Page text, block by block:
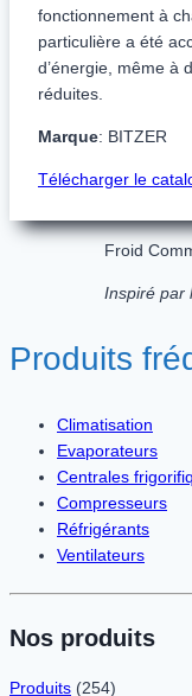
fonctionnement à
particulière a été
d’énergie, même à
réduites.
Marque: BITZER
Télécharger le
Froid
Inspiré par
Produits
Climatisation
Evaporateurs
Centrales
Compresseurs
Réfrigérants
Ventilateurs
Nos produits
Produits (254)